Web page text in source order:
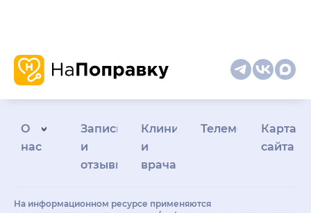
О
нас
Запись
и
отзывы
Клиникам
и
врачам
Телемедицина
Карта
сайта
На информационном ресурсе применяются